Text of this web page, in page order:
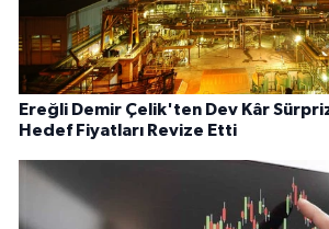
Ereğli Demir Çelik'ten Dev Kâr
Hedef Fiyatları Revize Etti